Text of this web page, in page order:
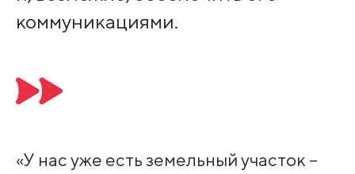
коммуникациями.
«У нас уже есть земельный участок –